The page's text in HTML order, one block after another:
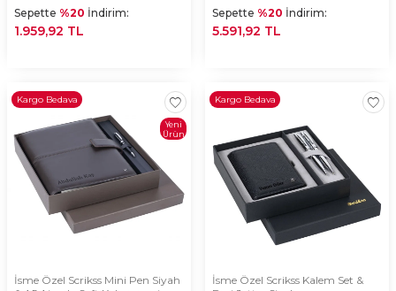
Sepette %20 İndirim:
1.959,92 TL
Sepette %20 İndirim:
5.591,92 TL
Kargo Bedava
Yeni
Ürün
İsme Özel Scrikss Mini Pen Siyah
Kargo Bedava
İsme Özel Scrikss Kalem Set &